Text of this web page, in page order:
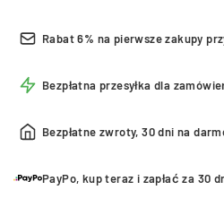
Rabat 6% na pierwsze zakupy
Bezpłatna przesyłka dla
Bezpłatne zwroty, 30 dni na
PayPo, kup teraz i zapłać za 30